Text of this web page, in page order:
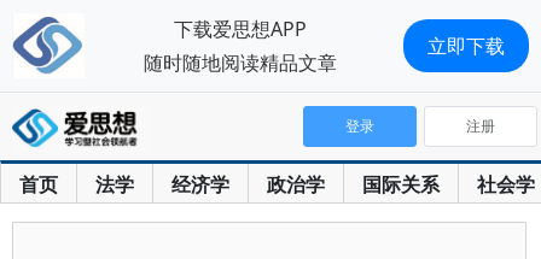
首页 法学 经济学 政治学 国际关系 社会学
登录 注册
下载爱思想APP
随时随地阅读精品文章
立即下载